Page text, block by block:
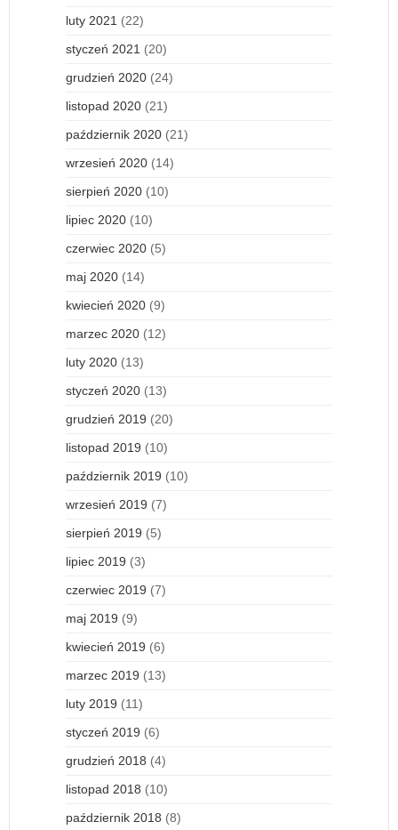
luty 2021 (22)
styczeń 2021 (20)
grudzień 2020 (24)
listopad 2020 (21)
październik 2020 (21)
wrzesień 2020 (14)
sierpień 2020 (10)
lipiec 2020 (10)
czerwiec 2020 (5)
maj 2020 (14)
kwiecień 2020 (9)
marzec 2020 (12)
luty 2020 (13)
styczeń 2020 (13)
grudzień 2019 (20)
listopad 2019 (10)
październik 2019 (10)
wrzesień 2019 (7)
sierpień 2019 (5)
lipiec 2019 (3)
czerwiec 2019 (7)
maj 2019 (9)
kwiecień 2019 (6)
marzec 2019 (13)
luty 2019 (11)
styczeń 2019 (6)
grudzień 2018 (4)
listopad 2018 (10)
październik 2018 (8)